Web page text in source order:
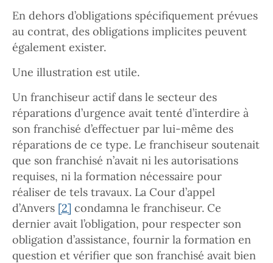
En dehors d’obligations spécifiquement prévues
au contrat, des obligations implicites peuvent
également exister.
Une illustration est utile.
Un franchiseur actif dans le secteur des
réparations d’urgence avait tenté d’interdire à
son franchisé d’effectuer par lui-même des
réparations de ce type. Le franchiseur soutenait
que son franchisé n’avait ni les autorisations
requises, ni la formation nécessaire pour
réaliser de tels travaux. La Cour d’appel
d’Anvers [2] condamna le franchiseur. Ce
dernier avait l’obligation, pour respecter son
obligation d’assistance, fournir la formation en
question et vérifier que son franchisé avait bien